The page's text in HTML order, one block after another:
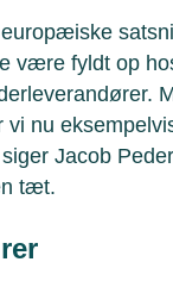
være fyldt op
vi nu
Jacob
tæt.